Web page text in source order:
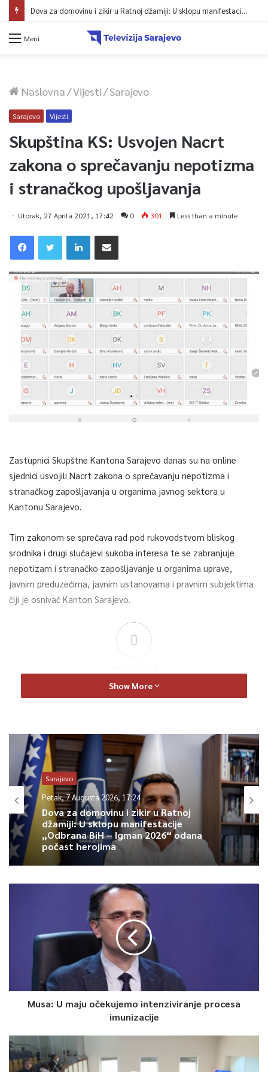
Dova za domovinu i zikir u Ratnoj džamiji: U sklopu manifestacije „Odbrana BiH – Igman 2026“ odana počast herojima
Meni
Naslovna/Vijesti/Sarajevo
Sarajevo Vijesti
Skupština KS: Usvojen Nacrt
zakona o sprečavanju nepotizma
i stranačkog upošljavanja
Utorak, 27 Aprila 2021, 17:42 0 301 Less than a minute
Zastupnici Skupštne Kantona Sarajevo danas su na online
sjednici usvojili Nacrt zakona o sprečavanju nepotizma i
stranačkog zapošljavanja u organima javnog sektora u
Kantonu Sarajevo.
Tim zakonom se sprečava rad pod rukovodstvom bliskog
srodnika i drugi slučajevi sukoba interesa te se zabranjuje
nepotizam i stranačko zapošljavanje u organima uprave,
javnim preduzećima, javnim ustanovama i pravnim subjektima
čiji je osnivač Kanton Sarajevo.
0
Show More
Sarajevo
Petak, 7 Augusta 2026, 17:24
Dova za domovinu i zikir u Ratnoj
džamiji: U sklopu manifestacije
„Odbrana BiH – Igman 2026“ odana
počast herojima
Musa: U maju očekujemo intenziviranje procesa
imunizacije